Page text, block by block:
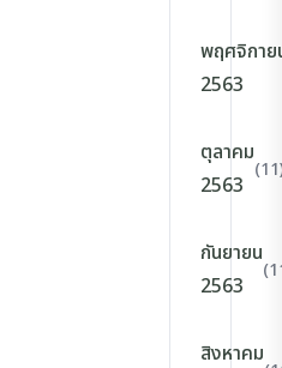
พฤศจิกาย
2563
ตุลาคม
2563
กันยายน
2563
สิงหาคม